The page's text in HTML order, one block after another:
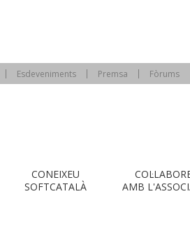
Esdeveniments Premsa Fòrums
CONEIXEU
SOFTCATALÀ
AMB